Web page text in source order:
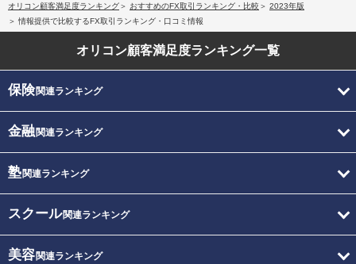
オリコン顧客満足度ランキング おすすめのFX取引ランキング・比較
2023年版
情報提供で比較するFX取引ランキング・口コミ情報
オリコン顧客満足度ランキング一覧
保険関連ランキング
金融関連ランキング
塾関連ランキング
スクール関連ランキング
美容関連ランキング